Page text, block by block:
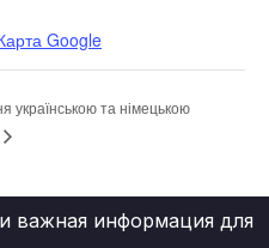
Google
українською та німецькою
важная информация для